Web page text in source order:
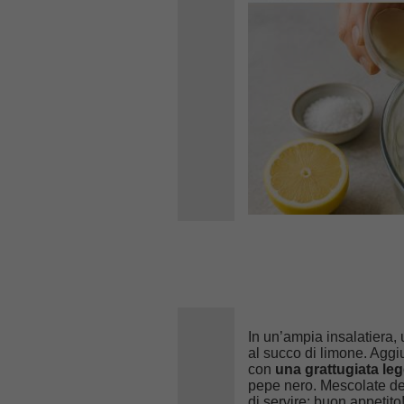
In un’ampia
al succo di limone.
con una grattugiata
pepe nero. Mescolate